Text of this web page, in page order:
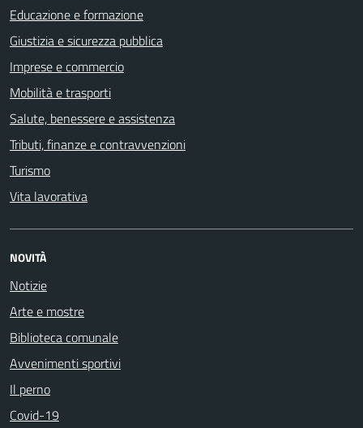
Educazione e formazione
Giustizia e sicurezza pubblica
Imprese e commercio
Mobilità e trasporti
Salute, benessere e assistenza
Tributi, finanze e contravvenzioni
Turismo
Vita lavorativa
NOVITÀ
Notizie
Arte e mostre
Biblioteca comunale
Avvenimenti sportivi
Il perno
Covid-19